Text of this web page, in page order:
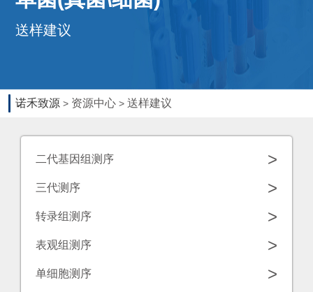
动
技
服
临
检
生
送样建议
诺禾致源 > 资源中心 >送样建议
二代基因组测序 >
三代测序 >
转录组测序 >
表观组测序 >
单细胞测序 >